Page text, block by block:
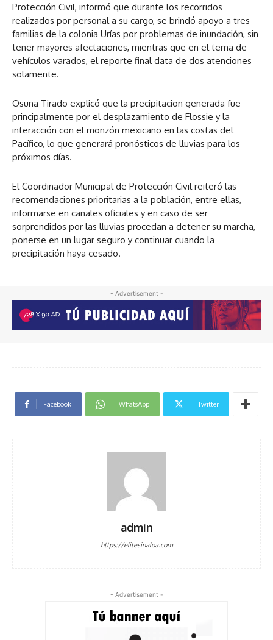
Protección Civil, informó que durante los recorridos
realizados por personal a su cargo, se brindó apoyo a tres
familias de la colonia Urías por problemas de inundación, sin
tener mayores afectaciones, mientras que en el tema de
vehículos varados, el reporte final data de dos atenciones
solamente.
Osuna Tirado explicó que la precipitacion generada fue
principalmente por el desplazamiento de Flossie y la
interacción con el monzón mexicano en las costas del
Pacífico, lo que generará pronósticos de lluvias para los
próximos días.
El Coordinador Municipal de Protección Civil reiteró las
recomendaciones prioritarias a la población, entre ellas,
informarse en canales oficiales y en caso de ser
sorprendidos por las lluvias procedan a detener su marcha,
ponerse en un lugar seguro y continuar cuando la
precipitación haya cesado.
- Advertisement -
Facebook WhatsApp Twitter
admin
https://elitesinaloa.com
- Advertisement -